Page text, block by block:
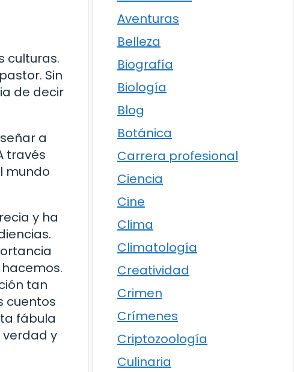
culturas.
Sin
de decir
a
través
mundo
y ha
tan
cuentos
fábula
y
Aventuras
Belleza
Biografía
Biología
Blog
Botánica
Carrera profesional
Ciencia
Cine
Clima
Climatología
Creatividad
Crimen
Crímenes
Criptozoología
Culinaria